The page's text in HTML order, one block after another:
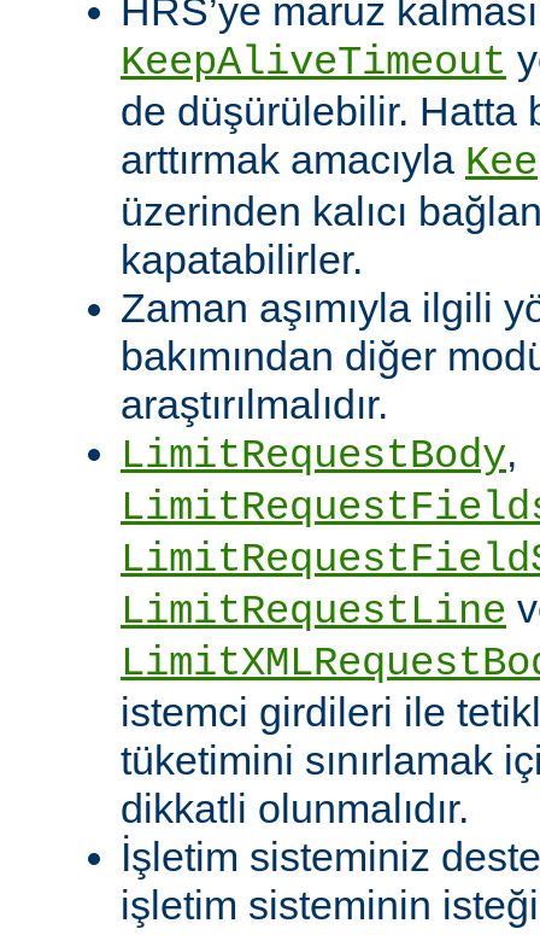
HRS’ye maruz
KeepAliveTimeout
de düşürülebilir. Hatta
arttırmak amacıyla
üzerinden kalıcı
kapatabilirler.
Zaman aşımıyla ilgili
bakımından diğer
araştırılmalıdır.
LimitRequestBody,
LimitRequestLine
istemci girdileri ile
tüketimini sınırlamak
dikkatli olunmalıdır.
İşletim sisteminiz
işletim sisteminin isteği